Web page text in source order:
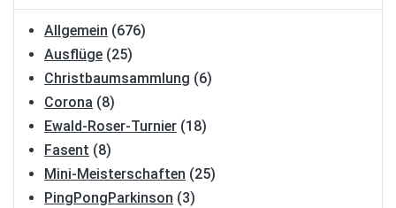
Allgemein (676)
Ausflüge (25)
Christbaumsammlung (6)
Corona (8)
Ewald-Roser-Turnier (18)
Fasent (8)
Mini-Meisterschaften (25)
PingPongParkinson (3)